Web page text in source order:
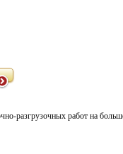
разгрузочных работ на